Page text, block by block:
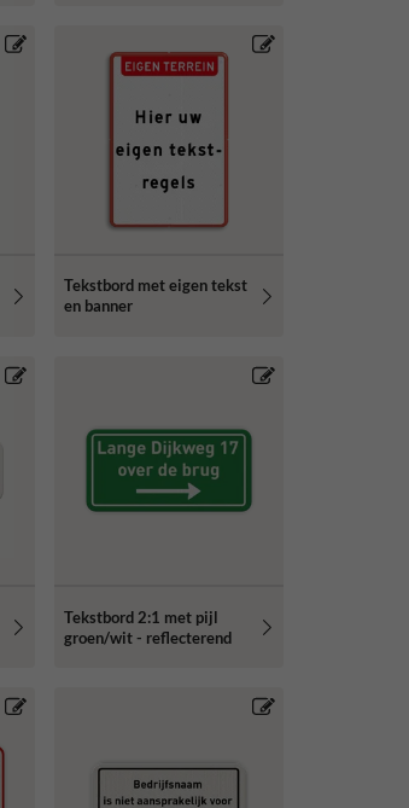
Tekstbord met eigen tekst
en banner
Tekstbord 2:1 met pijl
groen/wit - reflecterend